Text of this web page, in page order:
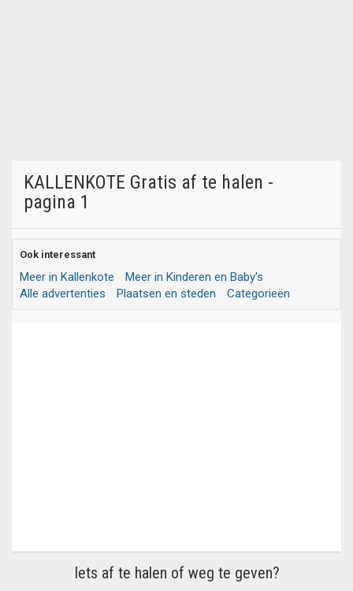
KALLENKOTE Gratis af te halen -
pagina 1
Ook interessant
Meer in Kallenkote
Meer in Kinderen en Baby's
Alle advertenties
Plaatsen en steden Categorieën
Iets af te halen of weg te geven?